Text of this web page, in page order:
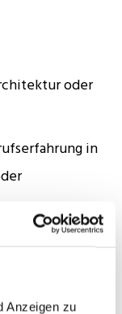
Anzeigen zu
oder
in